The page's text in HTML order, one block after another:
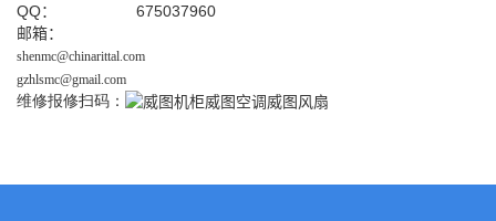
QQ： 675037960
邮箱：
shenmc@chinarittal.com
gzhlsmc@gmail.com
维修报修扫码：